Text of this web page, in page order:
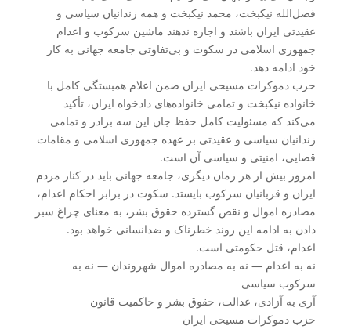
فضل‌الله نیکبخت، محمد نیکبخت و همه زندانیان سیاسی و
عقیدتی ایران باشند و اجازه ندهند ماشین سرکوب و اعدام
جمهوری اسلامی در سکوت و بی‌تفاوتی جامعه جهانی به کار
خود ادامه دهد.
حزب دموکرات مسیحی ایران ضمن اعلام همبستگی کامل با
خانواده نیکبخت و تمامی خانواده‌های دادخواه ایران، تأکید
می‌کند که مسئولیت کامل حفظ جان این سه برادر و تمامی
زندانیان سیاسی و عقیدتی بر عهده جمهوری اسلامی و مقامات
قضایی، امنیتی و سیاسی آن است.
امروز بیش از هر زمان دیگری، جامعه جهانی باید در کنار مردم
ایران و قربانیان سرکوب بایستد. سکوت در برابر احکام اعدام،
مصادره اموال و نقض گسترده حقوق بشر، به معنای چراغ سبز
دادن به ادامه این روند خطرناک و ضدانسانی خواهد بود.
اعدام، قتل حکومتی است.
نه به اعدام — نه به مصادره اموال شهروندان — نه به
سرکوب سیاسی
آری به آزادی، عدالت، حقوق بشر و حاکمیت قانون
حزب دموکرات مسیحی ایران